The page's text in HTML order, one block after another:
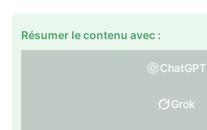
Résumer le contenu avec :
ChatGPT
Grok